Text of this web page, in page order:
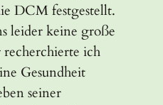
DCM festgestellt.
leider keine große
ich
Gesundheit
seiner